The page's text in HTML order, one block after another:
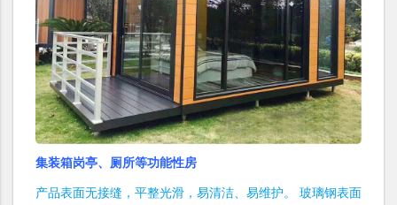
集装箱岗亭、厕所等功能性房
产品表面无接缝，平整光滑，易清洁、易维护。 玻璃钢表面